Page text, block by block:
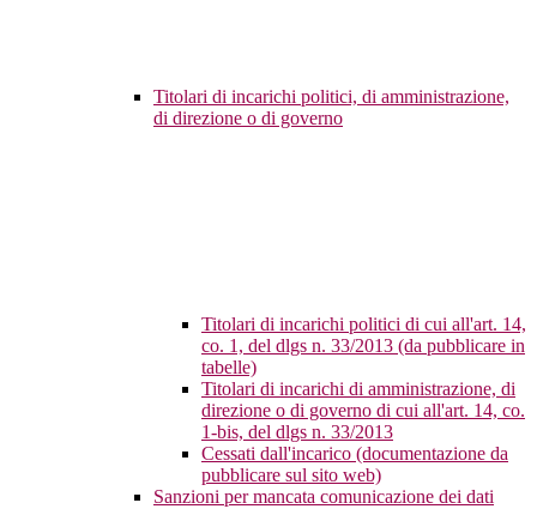
Titolari di incarichi politici, di amministrazione,
di direzione o di governo
Titolari di incarichi politici di cui all'art. 14,
co. 1, del dlgs n. 33/2013 (da pubblicare in
tabelle)
Titolari di incarichi di amministrazione, di
direzione o di governo di cui all'art. 14, co.
1-bis, del dlgs n. 33/2013
Cessati dall'incarico (documentazione da
pubblicare sul sito web)
Sanzioni per mancata comunicazione dei dati